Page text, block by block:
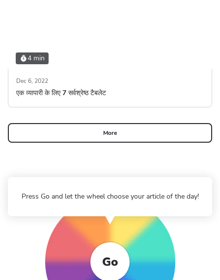
4 min
Dec 6, 2022
एक व्यापारी के लिए 7 सर्वश्रेष्ठ टैबलेट
More
Go
Press Go and let the wheel choose your article of the day!